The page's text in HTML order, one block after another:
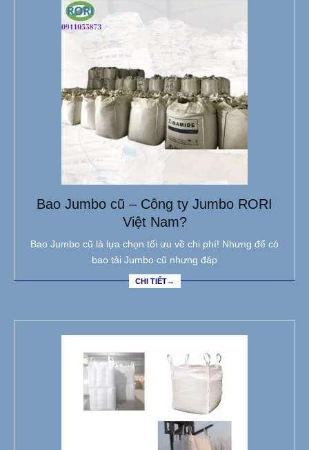
Bao Jumbo cũ – Công ty Jumbo RORI
Việt Nam?
Bao Jumbo cũ là lựa chọn tối ưu về chi phí! Nhưng để có
bao tải Jumbo cũ nhưng đáp
CHI TIẾT→